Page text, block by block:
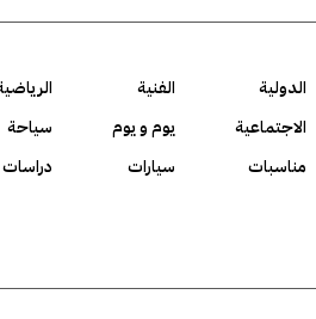
الدولية الفنية
الاجتماعية يوم و يوم
سياحة
مناسبات سيارات
دراسات